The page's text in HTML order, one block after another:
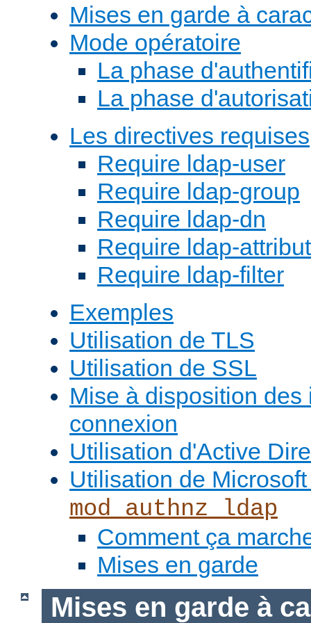
Mises en garde à
Mode opératoire
La phase
La phase
Les directives requises
Require ldap-user
Require ldap-group
Require ldap-dn
Require ldap-
Require ldap-filter
Exemples
Utilisation de TLS
Utilisation de SSL
Mise à disposition des
connexion
Utilisation d'Active
Utilisation de
mod_authnz_ldap
Comment ça
Mises en garde
Mises en garde à